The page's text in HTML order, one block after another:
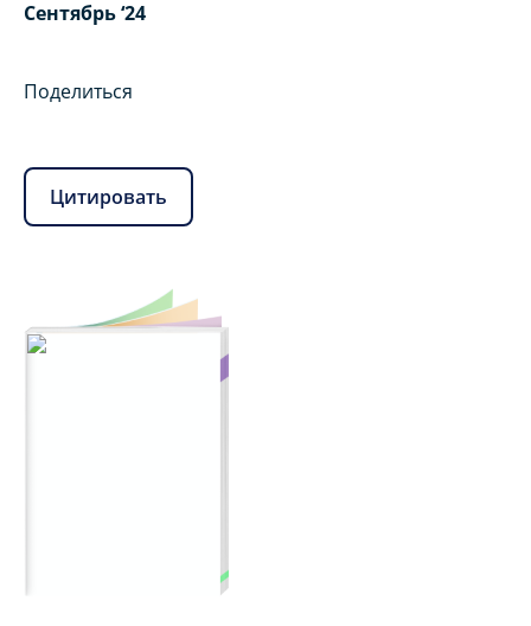
Сентябрь ‘24
Поделиться
Цитировать